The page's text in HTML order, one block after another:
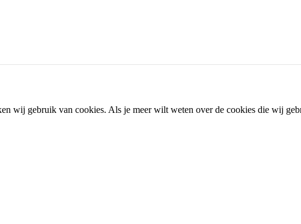
wij gebruik van cookies. Als je meer wilt weten over de cookies die wij